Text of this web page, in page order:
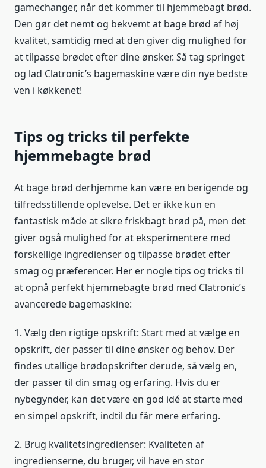
gamechanger, når det kommer til hjemmebagt brød.
Den gør det nemt og bekvemt at bage brød af høj
kvalitet, samtidig med at den giver dig mulighed for
at tilpasse brødet efter dine ønsker. Så tag springet
og lad Clatronic’s bagemaskine være din nye bedste
ven i køkkenet!
Tips og tricks til perfekte
hjemmebagte brød
At bage brød derhjemme kan være en berigende og
tilfredsstillende oplevelse. Det er ikke kun en
fantastisk måde at sikre friskbagt brød på, men det
giver også mulighed for at eksperimentere med
forskellige ingredienser og tilpasse brødet efter
smag og præferencer. Her er nogle tips og tricks til
at opnå perfekt hjemmebagte brød med Clatronic’s
avancerede bagemaskine:
1. Vælg den rigtige opskrift: Start med at vælge en
opskrift, der passer til dine ønsker og behov. Der
findes utallige brødopskrifter derude, så vælg en,
der passer til din smag og erfaring. Hvis du er
nybegynder, kan det være en god idé at starte med
en simpel opskrift, indtil du får mere erfaring.
2. Brug kvalitetsingredienser: Kvaliteten af
ingredienserne, du bruger, vil have en stor